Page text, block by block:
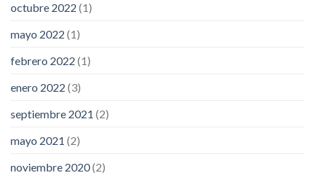
octubre 2022 (1)
mayo 2022 (1)
febrero 2022 (1)
enero 2022 (3)
septiembre 2021 (2)
mayo 2021 (2)
noviembre 2020(2)